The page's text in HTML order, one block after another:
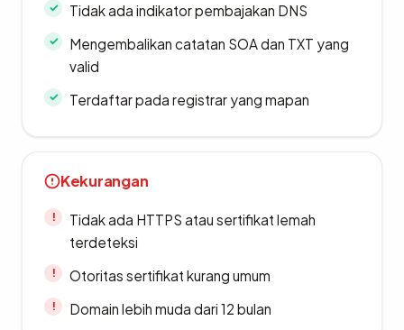
Tidak ada indikator pembajakan DNS
Mengembalikan catatan SOA dan TXT yang
valid
Terdaftar pada registrar yang mapan
Kekurangan
Tidak ada HTTPS atau sertifikat lemah
terdeteksi
Otoritas sertifikat kurang umum
Domain lebih muda dari 12 bulan